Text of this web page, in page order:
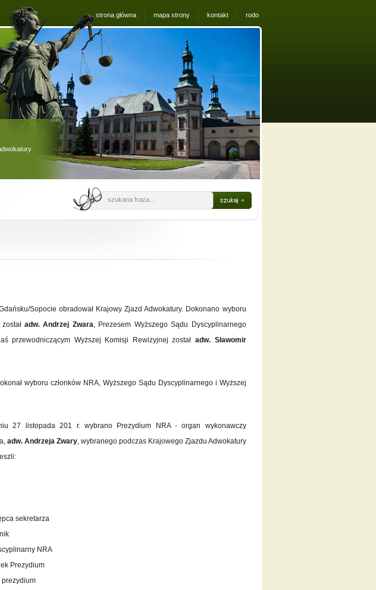
strona główna mapa strony kontakt rodo
szukana fraza...
Sopocie obradował Krajowy Zjazd Adwokatury. Dokonano wyboru
adw. Andrzej Zwara, Prezesem Wyższego Sądu Dyscyplinarnego
przewodniczącym Wyższej Komisji Rewizyjnej został adw. Sławomir
wyboru członków NRA, Wyższego Sądu Dyscyplinarnego i Wyższej
27 listopada 201 r. wybrano Prezydium NRA - organ wykonawczy
adw. Andrzeja Zwary, wybranego podczas Krajowego Zjazdu Adwokatury
sekretarza
NRA
Prezydium
prezydium